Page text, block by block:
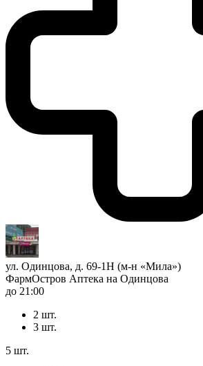
ул. Одинцова, д. 69-1Н (м-н «Мила»)
ФармОстров Аптека на Одинцова
до 21:00
2 шт.
3 шт.
5 шт.